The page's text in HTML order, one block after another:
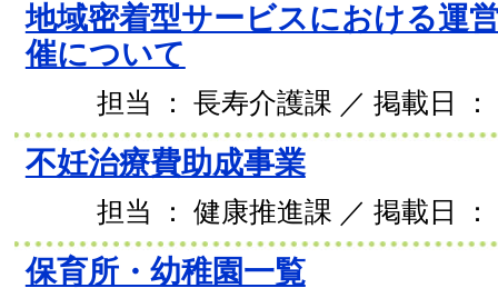
地域密着型サービスにおける運
催について
担当 ： 長寿介護課 ／ 掲載日 ：
不妊治療費助成事業
担当 ： 健康推進課 ／ 掲載日 ：
保育所・幼稚園一覧